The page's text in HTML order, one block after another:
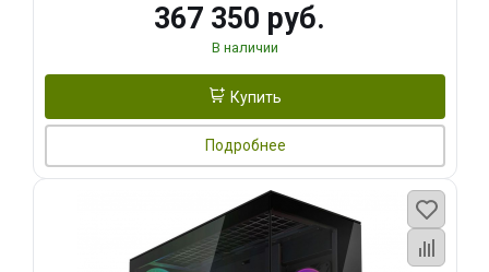
367 350 руб.
В наличии
Купить
Подробнее